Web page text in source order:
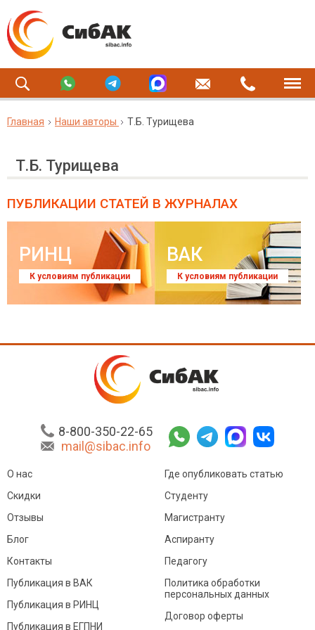
Главная Наши авторы Т.Б. Турищева
Т.Б. Турищева
ПУБЛИКАЦИИ СТАТЕЙ В ЖУРНАЛАХ
РИНЦ
К условиям публикации
ВАК
К условиям публикации
8-800-350-22-65
mail@sibac.info
О нас
Скидки
Отзывы
Блог
Контакты
Где опубликовать статью
Студенту
Магистранту
Аспиранту
Педагогу
Публикация в ВАК
Публикация в РИНЦ
Публикация в ЕГПНИ
Политика обработки
персональных данных
Договор оферты